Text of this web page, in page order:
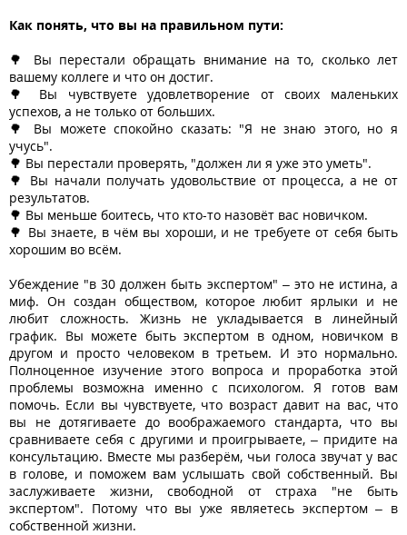
Как понять, что вы на правильном пути:
🌳 Вы перестали обращать внимание на то, сколько лет
вашему коллеге и что он достиг.
🌳 Вы чувствуете удовлетворение от своих маленьких
успехов, а не только от больших.
🌳 Вы можете спокойно сказать: "Я не знаю этого, но я
учусь".
🌳 Вы перестали проверять, "должен ли я уже это уметь".
🌳 Вы начали получать удовольствие от процесса, а не от
результатов.
🌳 Вы меньше боитесь, что кто-то назовёт вас новичком.
🌳 Вы знаете, в чём вы хороши, и не требуете от себя быть
хорошим во всём.
Убеждение "в 30 должен быть экспертом" – это не истина, а
миф. Он создан обществом, которое любит ярлыки и не
любит сложность. Жизнь не укладывается в линейный
график. Вы можете быть экспертом в одном, новичком в
другом и просто человеком в третьем. И это нормально.
Полноценное изучение этого вопроса и проработка этой
проблемы возможна именно с психологом. Я готов вам
помочь. Если вы чувствуете, что возраст давит на вас, что
вы не дотягиваете до воображаемого стандарта, что вы
сравниваете себя с другими и проигрываете, – придите на
консультацию. Вместе мы разберём, чьи голоса звучат у вас
в голове, и поможем вам услышать свой собственный. Вы
заслуживаете жизни, свободной от страха "не быть
экспертом". Потому что вы уже являетесь экспертом – в
собственной жизни.